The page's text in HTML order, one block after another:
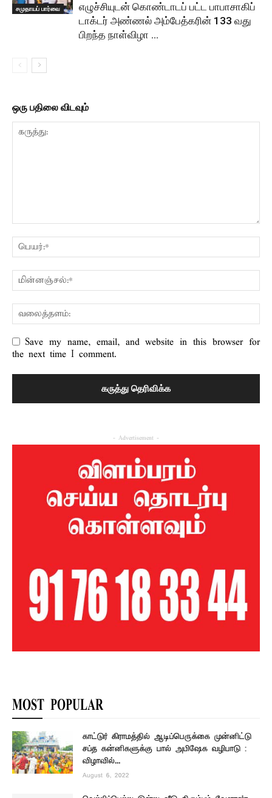
சமுதாயப் பார்வை
எழுச்சியுடன் கொண்டாடப் பட்ட பாபாசாகிப்
டாக்டர் அண்ணல் அம்பேத்கரின் 133 வது
பிறந்த நாள்விழா …
ஒரு பதிலை விடவும்
Save my name, email, and website in this browser for
the next time I comment.
- Advertisement -
MOST POPULAR
காட்டுர் கிராமத்தில் ஆடிப்பெருக்கை முன்னிட்டு
சப்த கன்னிகளுக்கு பால் அபிஷேக வழிபாடு :
விழாவில்...
August 6, 2022